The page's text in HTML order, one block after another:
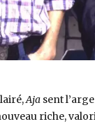
Aja sent
riche,